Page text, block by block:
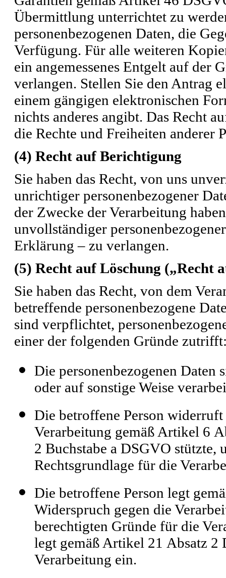
Übermittlung unterrichtet zu
personenbezogenen Daten, die
Verfügung. Für alle weiteren
ein angemessenes Entgelt auf der
verlangen. Stellen Sie den Antrag
einem gängigen elektronischen
nichts anderes angibt. Das Recht
die Rechte und Freiheiten anderer
(4) Recht auf Berichtigung
Sie haben das Recht, von uns
unrichtiger personenbezogener
der Zwecke der Verarbeitung
unvollständiger
Erklärung – zu verlangen.
(5) Recht auf Löschung („Recht
Sie haben das Recht, von dem
betreffende personenbezogene
sind verpflichtet,
einer der folgenden Gründe
Die personenbezogenen
oder auf sonstige Weise
Die betroffene Person
Verarbeitung gemäß Artikel 6
2 Buchstabe a DSGVO stützte,
Rechtsgrundlage für die
Die betroffene Person legt
Widerspruch gegen die
berechtigten Gründe für die
legt gemäß Artikel 21 Absatz 2
Verarbeitung ein.